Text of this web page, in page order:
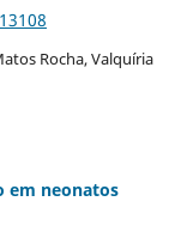
Rocha, Valquíria
em neonatos